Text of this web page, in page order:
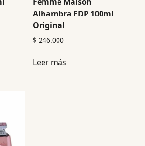
Femme Maison
Alhambra EDP 100ml
Original
$ 246.000
Leer más